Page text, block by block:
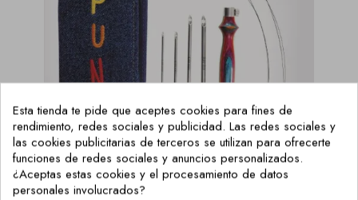
Esta tienda te pide que aceptes cookies para fines de
rendimiento, redes sociales y publicidad. Las redes sociales y
las cookies publicitarias de terceros se utilizan para ofrecerte
funciones de redes sociales y anuncios personalizados.
¿Aceptas estas cookies y el procesamiento de datos
personales involucrados?